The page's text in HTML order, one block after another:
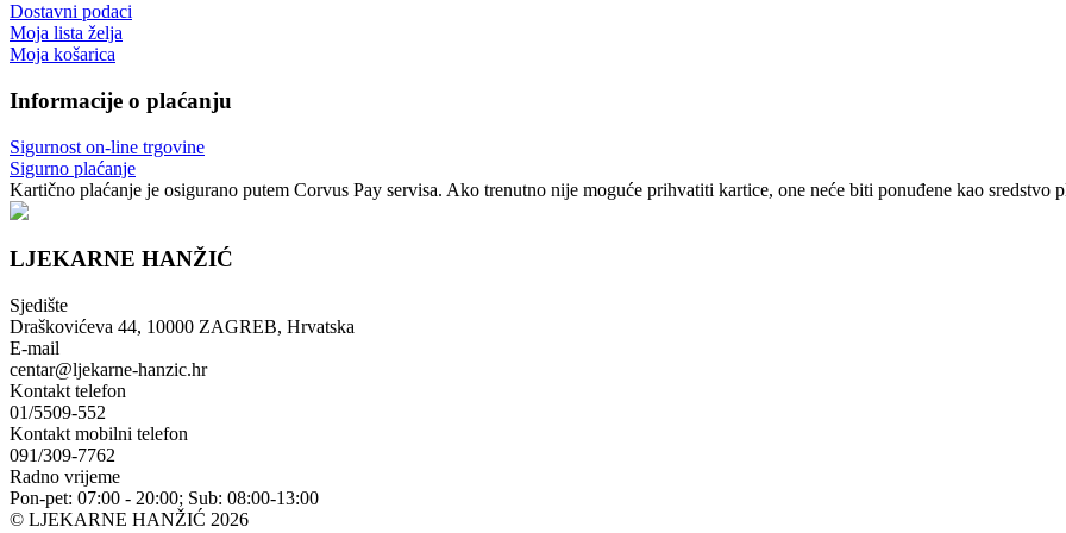
Dostavni podaci
Moja lista želja
Moja košarica
Informacije o plaćanju
Sigurnost on-line trgovine
Sigurno plaćanje
Kartično plaćanje je osigurano putem Corvus Pay servisa. Ako trenutno nije moguće prihvatiti kartice, one neće biti ponuđene kao sredstvo
LJEKARNE HANŽIĆ
Sjedište
Draškovićeva 44, 10000 ZAGREB, Hrvatska
E-mail
centar@ljekarne-hanzic.hr
Kontakt telefon
01/5509-552
Kontakt mobilni telefon
091/309-7762
Radno vrijeme
Pon-pet: 07:00 - 20:00; Sub: 08:00-13:00
© LJEKARNE HANŽIĆ 2026